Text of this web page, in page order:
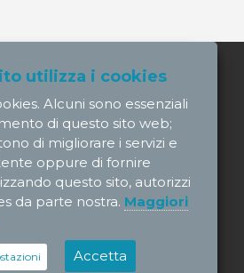
utilizza i cookies
Alcuni sono essenziali
di questo sito web;
di migliorare i servizi e
oppure di fornire
questo sito, autorizzi
da parte nostra. Maggiori
Accetta